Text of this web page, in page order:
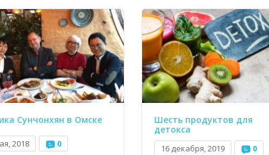
Сунчонхян в Омске
2018
0
Шесть продуктов для
детокса
16 декабря, 2019
0